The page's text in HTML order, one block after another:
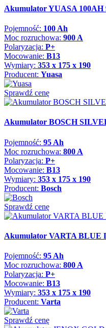
Akumulator YUASA 100AH
Pojemność: 100 Ah
Moc rozruchowa: 900 A
Polaryzacja: P+
Mocowanie: B13
Wymiary: 353 x 175 x 190
Producent: Yuasa
Sprawdź cenę
Akumulator BOSCH
Pojemność: 95 Ah
Moc rozruchowa: 800 A
Polaryzacja: P+
Mocowanie: B13
Wymiary: 353 x 175 x 190
Producent: Bosch
Sprawdź cenę
Akumulator VARTA BLUE
Pojemność: 95 Ah
Moc rozruchowa: 800 A
Polaryzacja: P+
Mocowanie: B13
Wymiary: 353 x 175 x 190
Producent: Varta
Sprawdź cenę